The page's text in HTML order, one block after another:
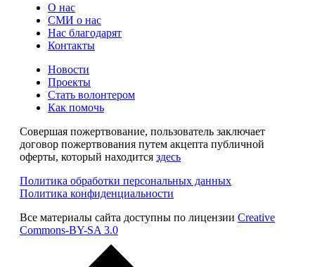
О нас
СМИ о нас
Нас благодарят
Контакты
Новости
Проекты
Стать волонтером
Как помочь
Совершая пожертвование, пользователь заключает
договор пожертвования путем акцепта публичной
оферты, который находится здесь
Политика обработки персональных данных
Политика конфиденциальности
Все материалы сайта доступны по лицензии Creative
Commons-BY-SA 3.0